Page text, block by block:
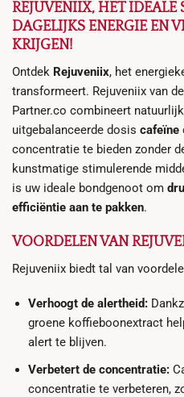
REJUVENIIX, HET IDEALE
DAGELIJKS ENERGIE EN
KRIJGEN!
Ontdek Rejuveniix, het
transformeert. Rejuveniix van de
Partner.co combineert
uitgebalanceerde dosis cafeïne
concentratie te bieden zonder
kunstmatige stimulerende
is uw ideale bondgenoot om
efficiëntie aan te pakken.
VOORDELEN VAN
Rejuveniix biedt tal van
Verhoogt de alertheid:
groene koffieboonextract
alert te blijven.
Verbetert de concentratie:
concentratie te verbeteren,